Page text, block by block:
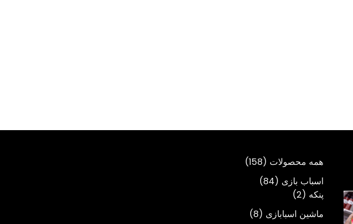
همه محصولات 158
158
اسباب بازی 84
84
پنکه 2
2
محصول
ماشین اسبابازی 8
8